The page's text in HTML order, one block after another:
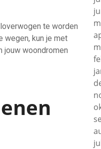
te worden
wegen, kun je met
jouw woondromen